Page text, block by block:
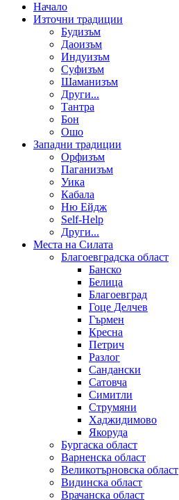
Начало
Източни традиции
Будизъм
Даоизъм
Индуизъм
Суфизъм
Шаманизъм
Други...
Тантра
Бон
Ошо
Западни традиции
Орфизъм
Паганизъм
Уика
Кабала
Ню Ейдж
Self-Help
Други...
Места на Силата
Благоевградска област
Банско
Белица
Благоевград
Гоце Делчев
Гърмен
Кресна
Петрич
Разлог
Сандански
Сатовча
Симитли
Струмяни
Хаджидимово
Якоруда
Бургаска област
Варненска област
Великотърновска област
Видинска област
Врачанска област